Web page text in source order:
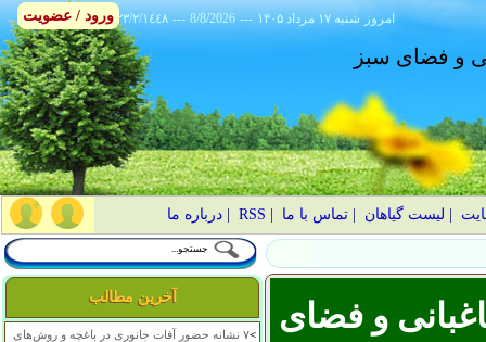
٢٣/٢/١٤٤٨ --- 8/8/2026 --- ۱۴۰۵ شنبه ۱۷ مرداد امروز
و فضای سبز
لیست گیاهان |تماس با ما RSS
|درباره ما
آخرین مطالب
>
۷ نشانه حضور آفات جانوری در باغچه و روش‌های
و فضای
ورود / عضویت